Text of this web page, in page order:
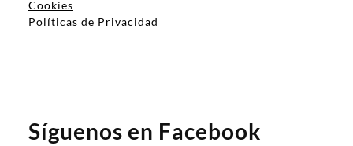
Cookies
Políticas de Privacidad
Síguenos en Facebook